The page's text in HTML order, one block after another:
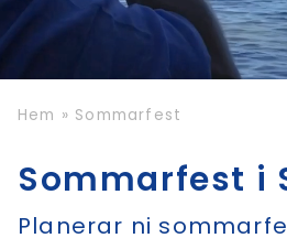
Hem » Sommarfest
Sommarfest i
Planerar ni